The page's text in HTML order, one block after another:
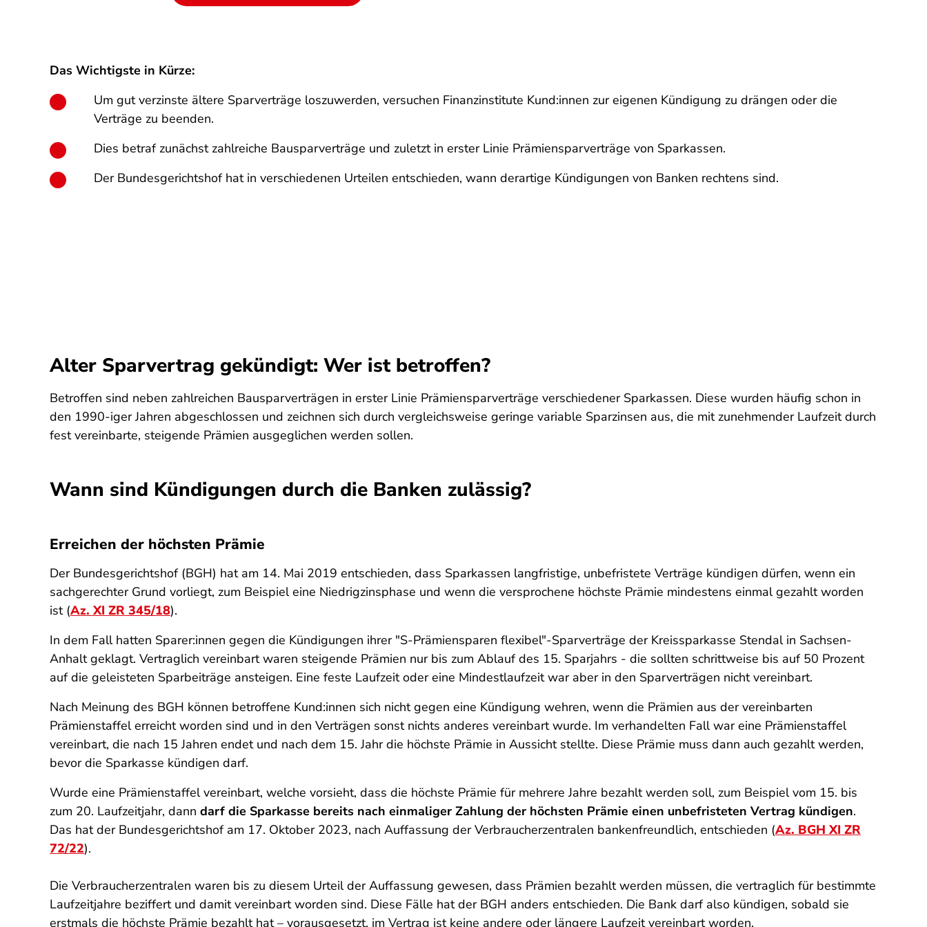
Das Wichtigste in Kürze:
Um gut verzinste ältere Sparverträge loszuwerden, versuchen Finanzinstitute Kund:innen zur eigenen Kündigung zu drängen oder die
Verträge zu beenden.
Dies betraf zunächst zahlreiche Bausparverträge und zuletzt in erster Linie Prämiensparverträge von Sparkassen.
Der Bundesgerichtshof hat in verschiedenen Urteilen entschieden, wann derartige Kündigungen von Banken rechtens sind.
Alter Sparvertrag gekündigt: Wer ist betroffen?
Betroffen sind neben zahlreichen Bausparverträgen in erster Linie Prämiensparverträge verschiedener Sparkassen. Diese wurden häufig schon in
den 1990-iger Jahren abgeschlossen und zeichnen sich durch vergleichsweise geringe variable Sparzinsen aus, die mit zunehmender Laufzeit durch
fest vereinbarte, steigende Prämien ausgeglichen werden sollen.
Wann sind Kündigungen durch die Banken zulässig?
Erreichen der höchsten Prämie
Der Bundesgerichtshof (BGH) hat am 14. Mai 2019 entschieden, dass Sparkassen langfristige, unbefristete Verträge kündigen dürfen, wenn ein
sachgerechter Grund vorliegt, zum Beispiel eine Niedrigzinsphase und wenn die versprochene höchste Prämie mindestens einmal gezahlt worden
ist (Az. XI ZR 345/18).
In dem Fall hatten Sparer:innen gegen die Kündigungen ihrer "S-Prämiensparen flexibel"-Sparverträge der Kreissparkasse Stendal in Sachsen-
Anhalt geklagt. Vertraglich vereinbart waren steigende Prämien nur bis zum Ablauf des 15. Sparjahrs - die sollten schrittweise bis auf 50 Prozent
auf die geleisteten Sparbeiträge ansteigen. Eine feste Laufzeit oder eine Mindestlaufzeit war aber in den Sparverträgen nicht vereinbart.
Nach Meinung des BGH können betroffene Kund:innen sich nicht gegen eine Kündigung wehren, wenn die Prämien aus der vereinbarten
Prämienstaffel erreicht worden sind und in den Verträgen sonst nichts anderes vereinbart wurde. Im verhandelten Fall war eine Prämienstaffel
vereinbart, die nach 15 Jahren endet und nach dem 15. Jahr die höchste Prämie in Aussicht stellte. Diese Prämie muss dann auch gezahlt werden,
bevor die Sparkasse kündigen darf.
Wurde eine Prämienstaffel vereinbart, welche vorsieht, dass die höchste Prämie für mehrere Jahre bezahlt werden soll, zum Beispiel vom 15. bis
zum 20. Laufzeitjahr, dann darf die Sparkasse bereits nach einmaliger Zahlung der höchsten Prämie einen unbefristeten Vertrag kündigen.
Das hat der Bundesgerichtshof am 17. Oktober 2023, nach Auffassung der Verbraucherzentralen bankenfreundlich, entschieden (Az. BGH XI ZR
72/22).
Die Verbraucherzentralen waren bis zu diesem Urteil der Auffassung gewesen, dass Prämien bezahlt werden müssen, die vertraglich für bestimmte
Laufzeitjahre beziffert und damit vereinbart worden sind. Diese Fälle hat der BGH anders entschieden. Die Bank darf also kündigen, sobald sie
erstmals die höchste Prämie bezahlt hat – vorausgesetzt, im Vertrag ist keine andere oder längere Laufzeit vereinbart worden.